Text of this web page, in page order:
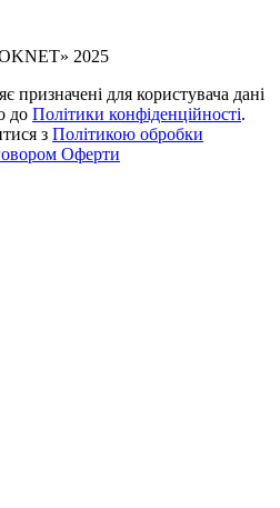
2025
для користувача дані
до Політики конфіденційності.
з Політикою обробки
Оферти